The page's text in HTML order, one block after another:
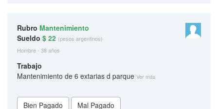
Rubro Mantenimiento
Sueldo $ 22 (pesos argentinos)
Hombre - 38 años
Trabajo
Mantenimiento de 6 extarias d parque Ver más